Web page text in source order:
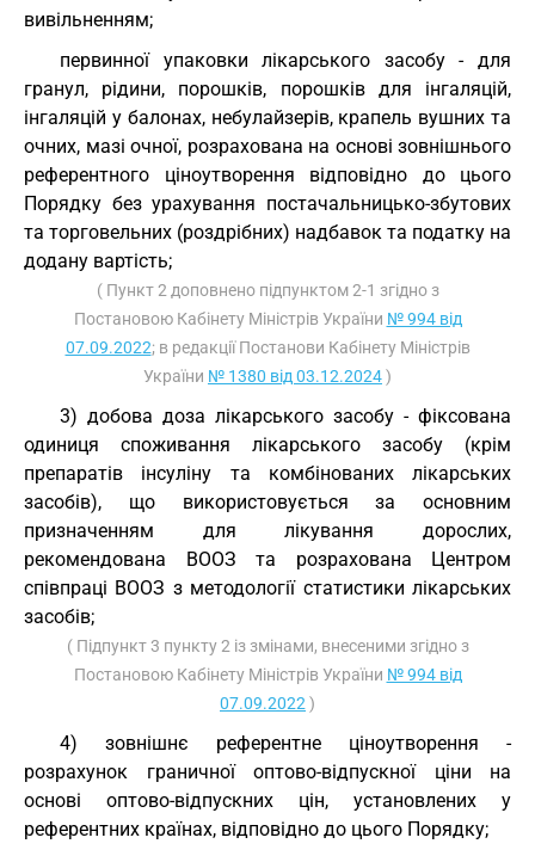
вивільненням;
первинної упаковки лікарського засобу - для
гранул, рідини, порошків, порошків для інгаляцій,
інгаляцій у балонах, небулайзерів, крапель вушних та
очних, мазі очної, розрахована на основі зовнішнього
референтного ціноутворення відповідно до цього
Порядку без урахування постачальницько-збутових
та торговельних (роздрібних) надбавок та податку на
додану вартість;
( Пункт 2 доповнено підпунктом 2-1 згідно з
Постановою Кабінету Міністрів України № 994 від
07.09.2022; в редакції Постанови Кабінету Міністрів
України № 1380 від 03.12.2024)
3) добова доза лікарського засобу - фіксована
одиниця споживання лікарського засобу (крім
препаратів інсуліну та комбінованих лікарських
засобів), що використовується за основним
призначенням для лікування дорослих,
рекомендована ВООЗ та розрахована Центром
співпраці ВООЗ з методології статистики лікарських
засобів;
( Підпункт 3 пункту 2 із змінами, внесеними згідно з
Постановою Кабінету Міністрів України № 994 від
07.09.2022 )
4) зовнішнє референтне ціноутворення -
розрахунок граничної оптово-відпускної ціни на
основі оптово-відпускних цін, установлених у
референтних країнах, відповідно до цього Порядку;